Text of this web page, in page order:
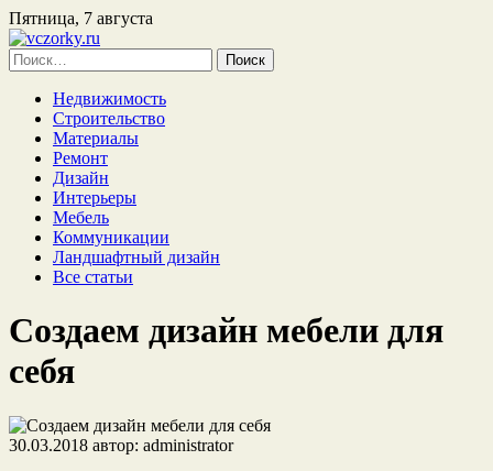
Пятница, 7 августа
Найти:
Недвижимость
Строительство
Материалы
Ремонт
Дизайн
Интерьеры
Мебель
Коммуникации
Ландшафтный дизайн
Все статьи
Создаем дизайн мебели для
себя
30.03.2018 автор: administrator